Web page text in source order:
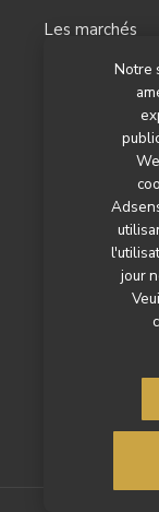
Notre
jour
Les marchés
Nos autres
Qui sommes-
Contactez-
Mentions
Politique de